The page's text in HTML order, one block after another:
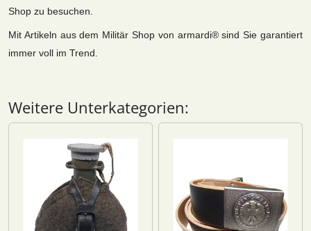
Shop zu besuchen.
Mit Artikeln aus dem Militär Shop von armardi® sind Sie garantiert
immer voll im Trend.
Weitere Unterkategorien: